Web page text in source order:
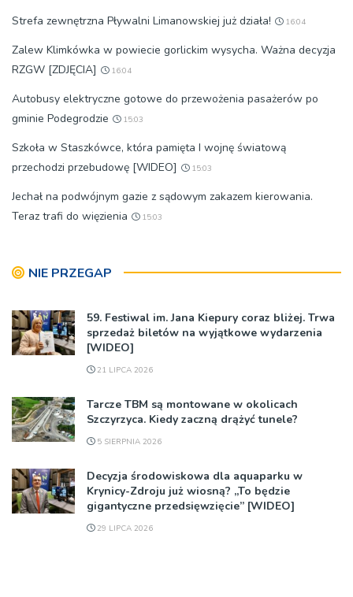
Strefa zewnętrzna Pływalni Limanowskiej już działa! 16:04
Zalew Klimkówka w powiecie gorlickim wysycha. Ważna decyzja
RZGW [ZDJĘCIA]
16:04
Autobusy elektryczne gotowe do przewożenia pasażerów po
gminie Podegrodzie
15:03
Szkoła w Staszkówce, która pamięta I wojnę światową
przechodzi przebudowę [WIDEO]
15:03
Jechał na podwójnym gazie z sądowym zakazem kierowania.
Teraz trafi do więzienia
15:03
NIE PRZEGAP
59. Festiwal im. Jana Kiepury coraz bliżej. Trwa
sprzedaż biletów na wyjątkowe wydarzenia
[WIDEO]
21 LIPCA 2026
Tarcze TBM są montowane w okolicach
Szczyrzyca. Kiedy zaczną drążyć tunele?
5 SIERPNIA 2026
Decyzja środowiskowa dla aquaparku w
Krynicy-Zdroju już wiosną? „To będzie
gigantyczne przedsięwzięcie” [WIDEO]
29 LIPCA 2026